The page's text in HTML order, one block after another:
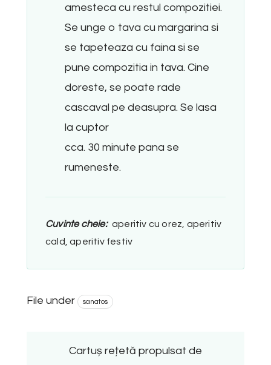
amesteca cu restul compozitiei.
Se unge o tava cu margarina si
se tapeteaza cu faina si se
pune compozitia in tava. Cine
doreste, se poate rade
cascaval pe deasupra. Se lasa
la cuptor
cca. 30 minute pana se
rumeneste.
Cuvinte cheie: aperitiv cu orez, aperitiv
cald, aperitiv festiv
File under sanatos
Cartuș rețetă propulsat de